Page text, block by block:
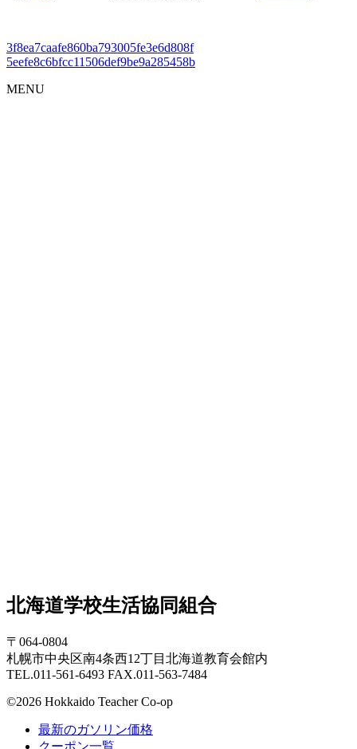
3f8ea7caafe860ba793005fe3e6d808f
5eefe8c6bfcc11506def9be9a285458b
MENU
北海道学校生活協同組合
〒064-0804
札幌市中央区南4条西12丁目北海道教育会館内
TEL.011-561-6493 FAX.011-563-7484
©2026 Hokkaido Teacher Co-op
最新のガソリン価格